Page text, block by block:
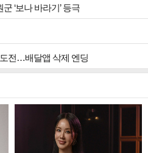
‘보나 바라기’ 등극
도전…배달앱 삭제 엔딩